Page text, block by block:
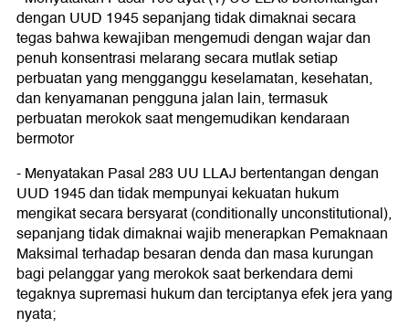
dengan UUD 1945 sepanjang tidak dimaknai secara
tegas bahwa kewajiban mengemudi dengan wajar dan
penuh konsentrasi melarang secara mutlak setiap
perbuatan yang mengganggu keselamatan, kesehatan,
dan kenyamanan pengguna jalan lain, termasuk
perbuatan merokok saat mengemudikan kendaraan
bermotor
- Menyatakan Pasal 283 UU LLAJ bertentangan dengan
UUD 1945 dan tidak mempunyai kekuatan hukum
mengikat secara bersyarat (conditionally unconstitutional),
sepanjang tidak dimaknai wajib menerapkan Pemaknaan
Maksimal terhadap besaran denda dan masa kurungan
bagi pelanggar yang merokok saat berkendara demi
tegaknya supremasi hukum dan terciptanya efek jera yang
nyata;